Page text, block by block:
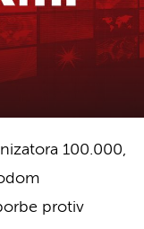
100.000,
protiv